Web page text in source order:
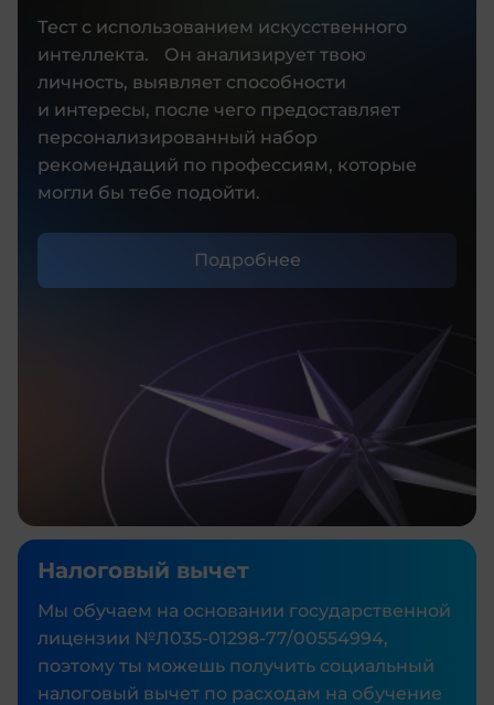
Тест с использованием искусственного
интеллекта. Он анализирует твою
личность, выявляет способности
и интересы, после чего предоставляет
персонализированный набор
рекомендаций по профессиям, которые
могли бы тебе подойти.
Подробнее
Налоговый вычет
Мы обучаем на основании государственной
лицензии №Л035‑01298‑77/00554994,
поэтому ты можешь получить социальный
налоговый вычет по расходам на обучение